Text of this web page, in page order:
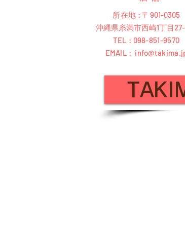
所在地 : 〒 901-0305
沖縄県糸満市西崎1丁目27-
TEL : 098-851-9570
EMAIL :